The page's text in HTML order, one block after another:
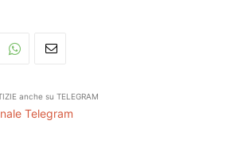
anche su TELEGRAM
Telegram